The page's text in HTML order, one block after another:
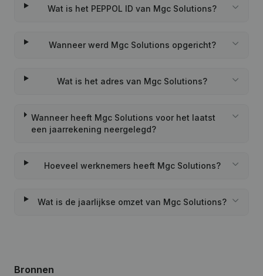
Wat is het PEPPOL ID van Mgc Solutions?
Wanneer werd Mgc Solutions opgericht?
Wat is het adres van Mgc Solutions?
Wanneer heeft Mgc Solutions voor het laatst
een jaarrekening neergelegd?
Hoeveel werknemers heeft Mgc Solutions?
Wat is de jaarlijkse omzet van Mgc Solutions?
Bronnen